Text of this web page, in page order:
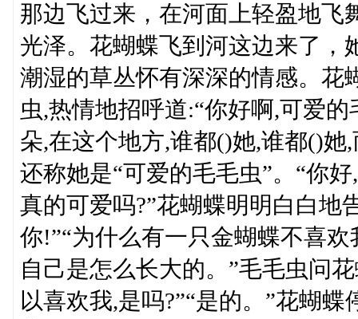
那边飞过来，在河面上轻盈地飞
光泽。花蝴蝶飞到河这边来了，
潮湿的草丛怀有深深的情感。花
虫,热情地招呼道:“你好啊,可爱
朵,在这个地方,谁都()她,谁都()
还称她是“可爱的毛毛虫”。“你
真的可爱吗?”花蝴蝶明明白白地
你!”“为什么有一只金蝴蝶不喜
自己是怎么长大的。”毛毛虫问
以喜欢我,是吗?”“是的。”花蝴